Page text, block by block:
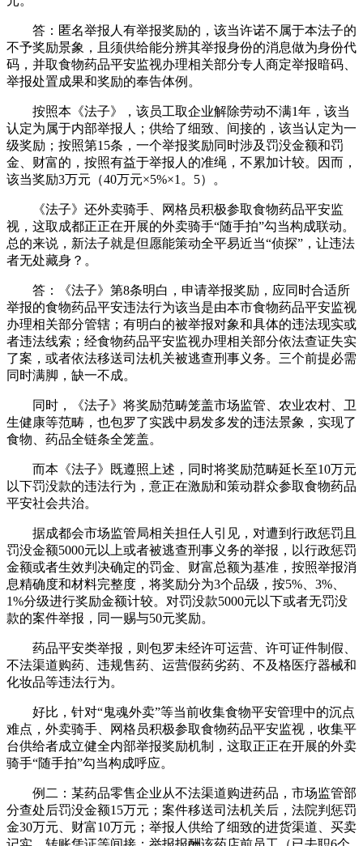
答：匿名举报人有举报奖励的，该当许诺不属于本法子的
不予奖励景象，且须供给能分辨其举报身份的消息做为身份代
码，并取食物药品平安监视办理相关部分专人商定举报暗码、
举报处置成果和奖励的奉告体例。
按照本《法子》，该员工取企业解除劳动不满1年，该当
认定为属于内部举报人；供给了细致、间接的，该当认定为一
级奖励；按照第15条，一个举报奖励同时涉及罚没金额和罚
金、财富的，按照有益于举报人的准绳，不累加计较。因而，
该当奖励3万元（40万元×5%×1。5）。
《法子》还外卖骑手、网格员积极参取食物药品平安监
视，这取成都正正在开展的外卖骑手“随手拍”勾当构成联动。
总的来说，新法子就是但愿能策动全平易近当“侦探”，让违法
者无处藏身？。
答：《法子》第8条明白，申请举报奖励，应同时合适所
举报的食物药品平安违法行为该当是由本市食物药品平安监视
办理相关部分管辖；有明白的被举报对象和具体的违法现实或
者违法线索；经食物药品平安监视办理相关部分依法查证失实
了案，或者依法移送司法机关被逃查刑事义务。三个前提必需
同时满脚，缺一不成。
同时，《法子》将奖励范畴笼盖市场监管、农业农村、卫
生健康等范畴，也包罗了实践中易发多发的违法景象，实现了
食物、药品全链条全笼盖。
而本《法子》既遵照上述，同时将奖励范畴延长至10万元
以下罚没款的违法行为，意正在激励和策动群众参取食物药品
平安社会共治。
据成都会市场监管局相关担任人引见，对遭到行政惩罚且
罚没金额5000元以上或者被逃查刑事义务的举报，以行政惩罚
金额或者生效判决确定的罚金、财富总额为基准，按照举报消
息精确度和材料完整度，将奖励分为3个品级，按5%、3%、
1%分级进行奖励金额计较。对罚没款5000元以下或者无罚没
款的案件举报，同一赐与50元奖励。
药品平安类举报，则包罗未经许可运营、许可证件制假、
不法渠道购药、违规售药、运营假药劣药、不及格医疗器械和
化妆品等违法行为。
好比，针对“鬼魂外卖”等当前收集食物平安管理中的沉点
难点，外卖骑手、网格员积极参取食物药品平安监视，收集平
台供给者成立健全内部举报奖励机制，这取正正在开展的外卖
骑手“随手拍”勾当构成呼应。
例二：某药品零售企业从不法渠道购进药品，市场监管部
分查处后罚没金额15万元；案件移送司法机关后，法院判惩罚
金30万元、财富10万元；举报人供给了细致的进货渠道、买卖